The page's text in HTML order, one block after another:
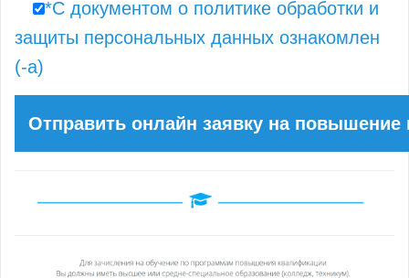
*С документом о политике обработки и
защиты персональных данных ознакомлен
(-а)